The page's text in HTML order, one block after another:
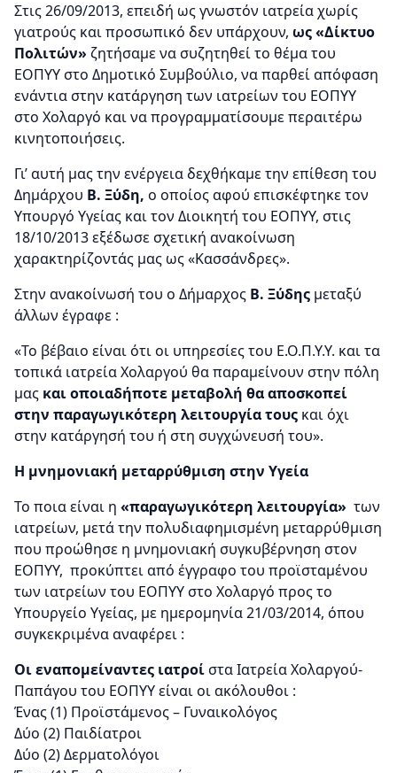
Στις 26/09/2013, επειδή ως γνωστόν ιατρεία χωρίς
γιατρούς και προσωπικό δεν υπάρχουν, ως «Δίκτυο
Πολιτών» ζητήσαμε να συζητηθεί το θέμα του
ΕΟΠΥΥ στο Δημοτικό Συμβούλιο, να παρθεί απόφαση
ενάντια στην κατάργηση των ιατρείων του ΕΟΠΥΥ
στο Χολαργό και να προγραμματίσουμε περαιτέρω
κινητοποιήσεις.
Γι’ αυτή μας την ενέργεια δεχθήκαμε την επίθεση του
Δημάρχου Β. Ξύδη, ο οποίος αφού επισκέφτηκε τον
Υπουργό Υγείας και τον Διοικητή του ΕΟΠΥΥ, στις
18/10/2013 εξέδωσε σχετική ανακοίνωση
χαρακτηρίζοντάς μας ως «Κασσάνδρες».
Στην ανακοίνωσή του ο Δήμαρχος Β. Ξύδης μεταξύ
άλλων έγραφε :
«Το βέβαιο είναι ότι οι υπηρεσίες του Ε.Ο.Π.Υ.Υ. και τα
τοπικά ιατρεία Χολαργού θα παραμείνουν στην πόλη
μας και οποιαδήποτε μεταβολή θα αποσκοπεί
στην παραγωγικότερη λειτουργία τους και όχι
στην κατάργησή του ή στη συγχώνευσή του».
Η μνημονιακή μεταρρύθμιση στην Υγεία
Το ποια είναι η «παραγωγικότερη λειτουργία» των
ιατρείων, μετά την πολυδιαφημισμένη μεταρρύθμιση
που προώθησε η μνημονιακή συγκυβέρνηση στον
ΕΟΠΥΥ, προκύπτει από έγγραφο του προϊσταμένου
των ιατρείων του ΕΟΠΥΥ στο Χολαργό προς το
Υπουργείο Υγείας, με ημερομηνία 21/03/2014, όπου
συγκεκριμένα αναφέρει :
Οι εναπομείναντες ιατροίστα Ιατρεία Χολαργού-
Παπάγου του ΕΟΠΥΥ είναι οι ακόλουθοι :
Ένας (1) Προϊστάμενος – Γυναικολόγος
Δύο (2) Παιδίατροι
Δύο (2) Δερματολόγοι